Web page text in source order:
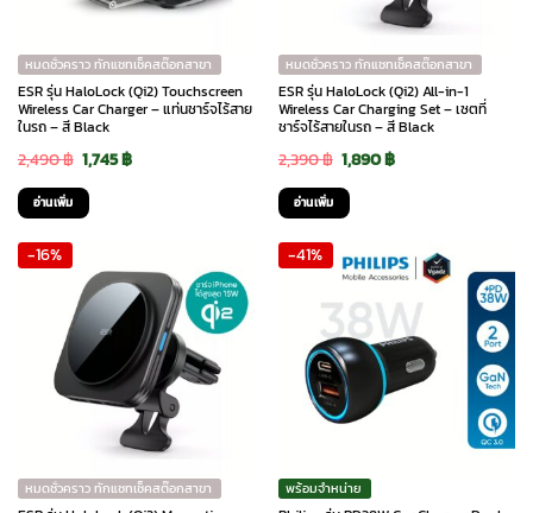
หมดชั่วคราว ทักแชทเช็คสต๊อกสาขา
ESR รุ่น HaloLock (Qi2) Touchscreen
Wireless Car Charger – แท่นชาร์จไร้สาย
ในรถ – สี Black
2,490฿ Original
price
was:
1,745฿Current
อ่านเพิ่ม
หมดชั่วคราว ทักแชทเช็คสต๊อกสาขา
ESR รุ่น HaloLock (Qi2) All-in-1
Wireless Car Charging Set – เซตที่
ชาร์จไร้สายในรถ – สี Black
2,390฿ Original
price
was:
2,390 ฿.
1,890฿Current
1,890 ฿.
อ่านเพิ่ม
-16%
หมดชั่วคราว ทักแชทเช็คสต๊อกสาขา
-41%
พร้อมจำหน่าย